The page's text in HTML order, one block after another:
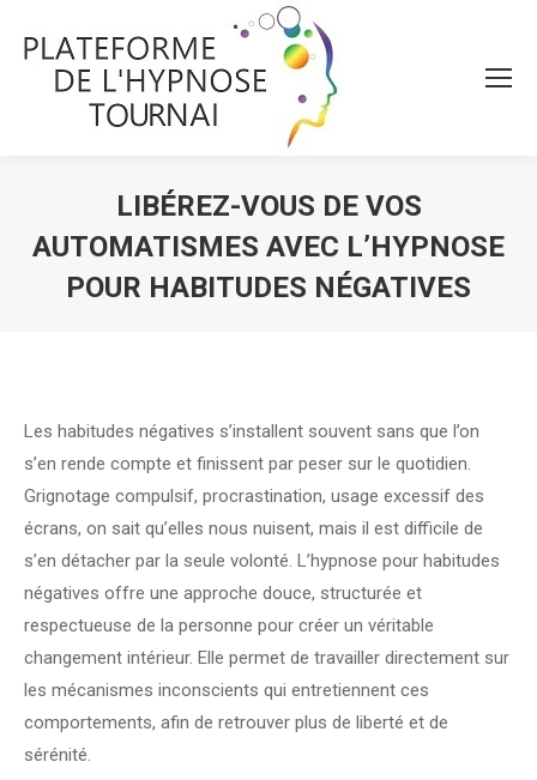
LIBÉREZ-VOUS DE VOS
AUTOMATISMES AVEC L’HYPNOSE
POUR HABITUDES NÉGATIVES
Les habitudes négatives s’installent souvent sans que l’on
s’en rende compte et finissent par peser sur le quotidien.
Grignotage compulsif, procrastination, usage excessif des
écrans, on sait qu’elles nous nuisent, mais il est difficile de
s’en détacher par la seule volonté. L’hypnose pour habitudes
négatives offre une approche douce, structurée et
respectueuse de la personne pour créer un véritable
changement intérieur. Elle permet de travailler directement sur
les mécanismes inconscients qui entretiennent ces
comportements, afin de retrouver plus de liberté et de
sérénité.